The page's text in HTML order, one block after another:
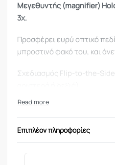
Μεγεθυντής (magnifier)
3x.
Προσφέρει ευρύ οπτικό
μπροστινό φακό του, και
Σχεδιασμός Flip-to-the-
Συνδυάζεται με Red Dot ή
Δέχεται κάθετη και
Επιπλέον πληροφορίες